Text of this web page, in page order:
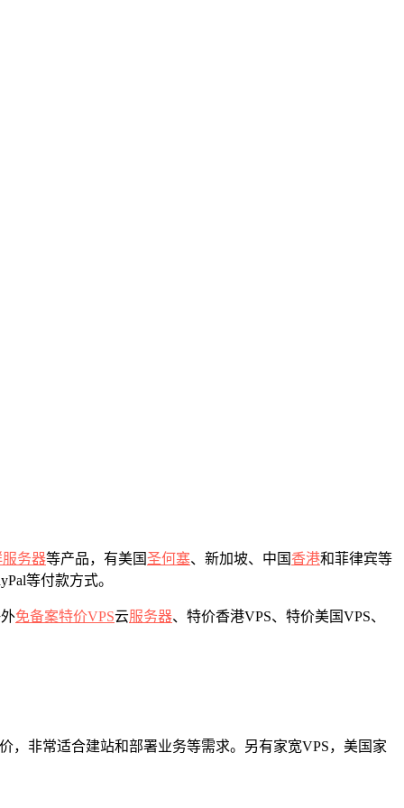
服务器等产品，有美国圣何塞、新加坡、中国 香港和菲律宾等
等付款方式。
免备案特价VPS云服务器、特价香港VPS、特价美国VPS、
，非常适合建站和部署业务等需求。另有家宽VPS，美国家